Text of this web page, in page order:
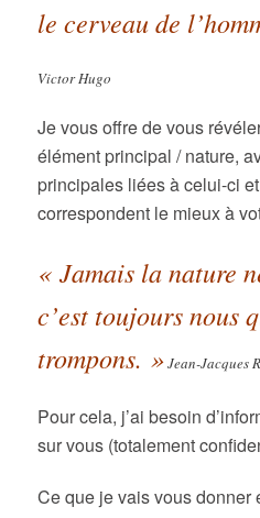
le cerveau de
Victor Hugo
Je vous offre de vous
élément principal / nature,
principales liées à celui-ci
correspondent le mieux à
« Jamais la nature
c’est toujours nous
trompons. »Jean-Jacques
Pour cela, j’ai besoin
sur vous (totalement
Ce que je vais vous donner